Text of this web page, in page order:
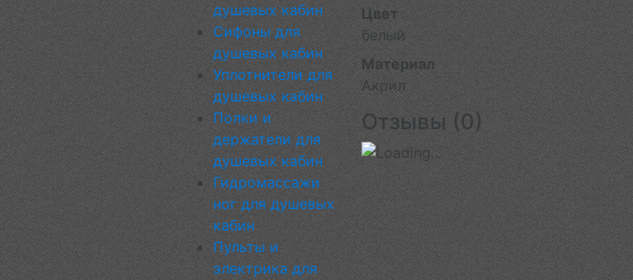
душевых кабин
Сифоны для
душевых кабин
Уплотнители для
душевых кабин
Полки и
держатели для
душевых кабин
Гидромассажи
ног для душевых
кабин
Пульты и
электрика для
Цвет
белый
Материал
Акрил
Отзывы (0)